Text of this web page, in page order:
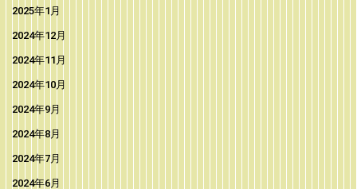
2025年1月
2024年12月
2024年11月
2024年10月
2024年9月
2024年8月
2024年7月
2024年6月